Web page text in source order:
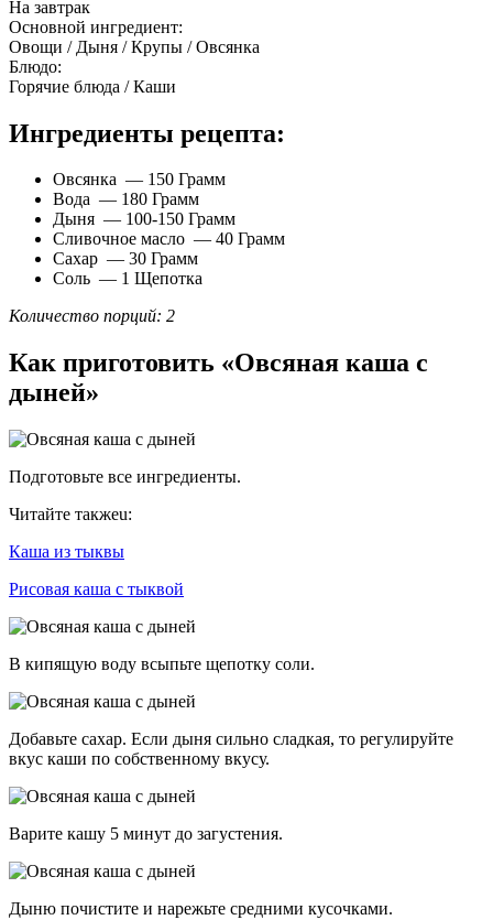
На завтрак
Основной ингредиент:
Овощи / Дыня / Крупы / Овсянка
Блюдо:
Горячие блюда / Каши
Ингредиенты рецепта:
Овсянка — 150 Грамм
Вода — 180 Грамм
Дыня — 100-150 Грамм
Сливочное масло — 40 Грамм
Сахар — 30 Грамм
Соль — 1 Щепотка
Количество порций: 2
Как приготовить «Овсяная каша с
дыней»
Подготовьте все ингредиенты.
Читайте такжеu:
Каша из тыквы
Рисовая каша с тыквой
В кипящую воду всыпьте щепотку соли.
Добавьте сахар. Если дыня сильно сладкая, то регулируйте
вкус каши по собственному вкусу.
Варите кашу 5 минут до загустения.
Дыню почистите и нарежьте средними кусочками.